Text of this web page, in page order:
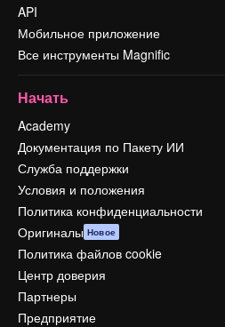
API
Мобильное приложение
Все инструменты Magnific
Начать
Academy
Документация по Пакету ИИ
Служба поддержки
Условия и положения
Политика конфиденциальности
Оригиналы Новое
Политика файлов cookie
Центр доверия
Партнеры
Предприятие